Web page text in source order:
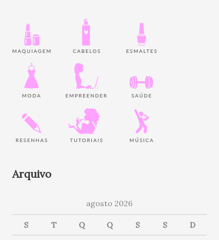
Arquivo
agosto 2026
S T Q Q S S D